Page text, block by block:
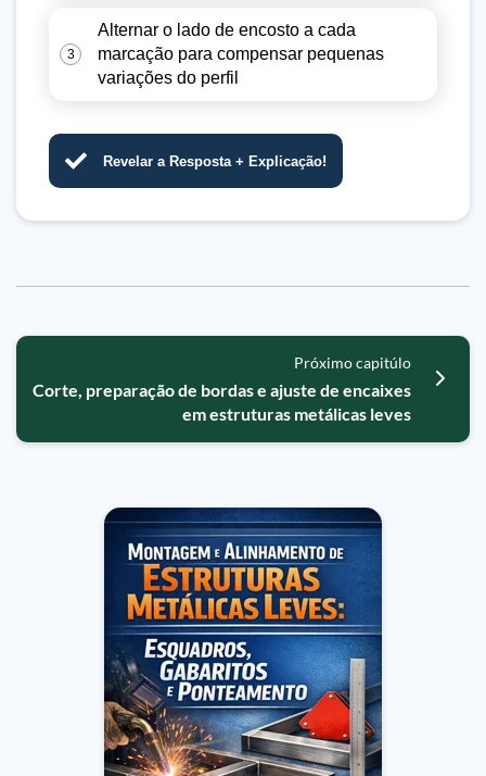
3
Alternar o lado de encosto a cada
marcação para compensar pequenas
variações do perfil
Revelar a Resposta + Explicação!
Próximo capitúlo
Corte, preparação de bordas e ajuste de encaixes
em estruturas metálicas leves